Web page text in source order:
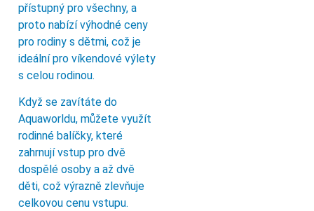
přístupný pro všechny, a
proto nabízí výhodné ceny
pro rodiny s dětmi, což je
ideální pro víkendové výlety
s celou rodinou.
Když se zavítáte do
Aquaworldu, můžete využít
rodinné balíčky, které
zahrnují vstup pro dvě
dospělé osoby a až dvě
děti, což výrazně zlevňuje
celkovou cenu vstupu.